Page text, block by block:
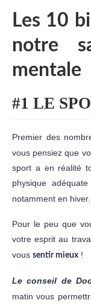
Les 10
notre
mentale
#1 LE
Premier des
vous pensiez que
sport a en réalité
physique
notamment en hiver.
Pour le peu que
votre esprit au
vous sentir mieux !
Le conseil de
matin vous